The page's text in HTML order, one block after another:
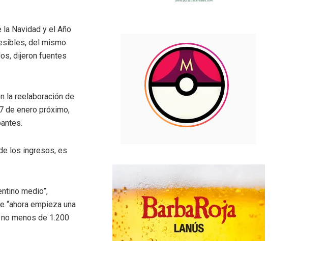
Navidad y el Año
del mismo
dijeron fuentes
la reelaboración de
de enero próximo,
los ingresos, es
medio”,
“ahora empieza una
menos de 1.200